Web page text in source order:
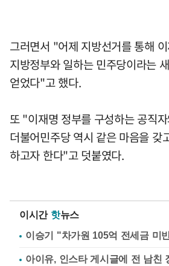
그러면서 "어제 지방선거를 통해
지방정부와 일하는 민주당이라는
얻었다"고 했다.
또 "이재명 정부를 구성하는 공직
더불어민주당 역시 같은 마음을 갖
하고자 한다"고 덧붙였다.
이시간 핫뉴스
이승기 "차가원 105억 전세금 미
아이유, 인스타 게시글에 전 남친